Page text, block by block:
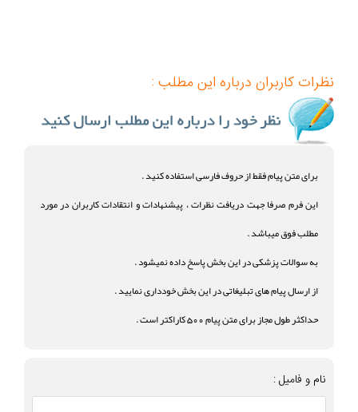
نظرات کاربران درباره این مطلب :
برای متن پیام فقط از حروف فارسی استفاده کنید .
این فرم صرفا جهت دریافت نظرات ، پیشنهادات و انتقادات کاربران در مورد
مطلب فوق میباشد .
به سوالات پزشکی در این بخش پاسخ داده نمیشود .
از ارسال پیام های تبلیغاتی در این بخش خودداری نمایید .
حداکثر طول مجاز برای متن پیام 500 کاراکتر است .
نام و فامیل :